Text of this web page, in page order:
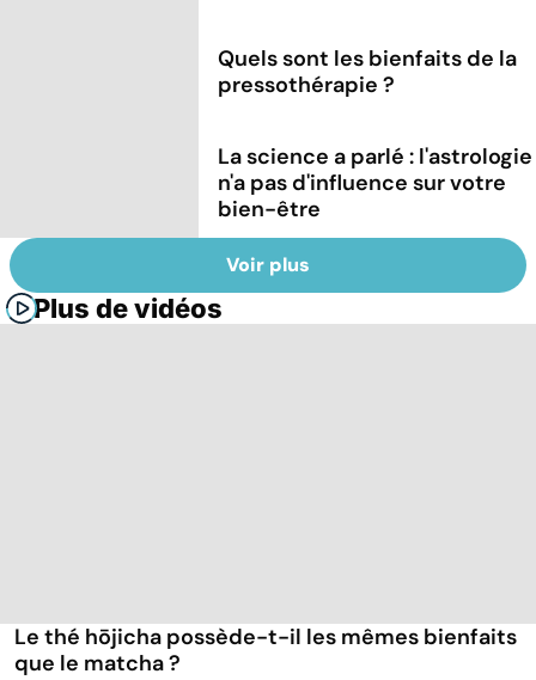
Quels sont les bienfaits de la
pressothérapie ?
La science a parlé : l'astrologie
n'a pas d'influence sur votre
bien-être
Voir plus
Plus de vidéos
Le thé hōjicha possède-t-il les mêmes bienfaits
que le matcha ?